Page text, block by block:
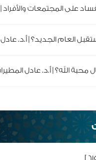
على المجتمعات والأفراد |
العام الجديد؟ | أ.د. عادل
محبة الله؟ | أ.د. عادل